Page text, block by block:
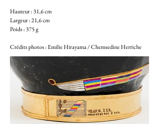
Hauteur : 31,6 cm
Largeur : 21,6 cm
Poids : 375 g
Crédits photos : Emilie Hirayama / Chemsedine Herriche